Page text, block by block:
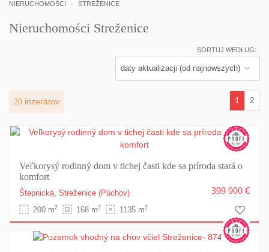
NIERUCHOMOŚCI STREŽENICE
Nieruchomości Streženice
SORTUJ WEDŁUG:
20 inzerátov
1
2
Veľkorysý rodinný dom v tichej časti kde sa príroda stará o
komfort
Štepnická, Streženice (Púchov)
200 m2 168 m2 1135 m2
399 900 €